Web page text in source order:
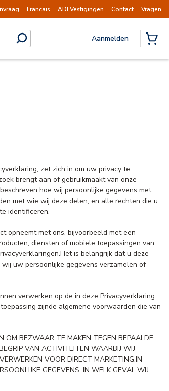
hervat. Mededeling |
Francais ADI Vestigingen Contact Vragen
submit search
Aanmelden
zet zich in om uw privacy te
brengt aan of gebruikmaakt van onze
hoe wij persoonlijke gegevens met
met wie wij deze delen, en alle rechten die u
identificeren.
opneemt met ons, bijvoorbeeld met een
diensten of mobiele toepassingen van
is belangrijk dat u deze
uw persoonlijke gegevens verzamelen of
verwerken op de in deze Privacyverklaring
zijnde algemene voorwaarden die van
OM BEZWAAR TE MAKEN TEGEN BEPAALDE
VAN ACTIVITEITEN WAARBIJ WIJ
VOOR DIRECT MARKETING.IN
GEGEVENS, IN WELK GEVAL WIJ